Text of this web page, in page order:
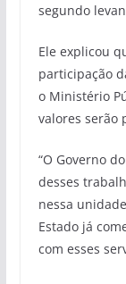
segundo
Ele explicou
participação
o Ministério
valores serão
“O Governo
desses
nessa
Estado já
com esses